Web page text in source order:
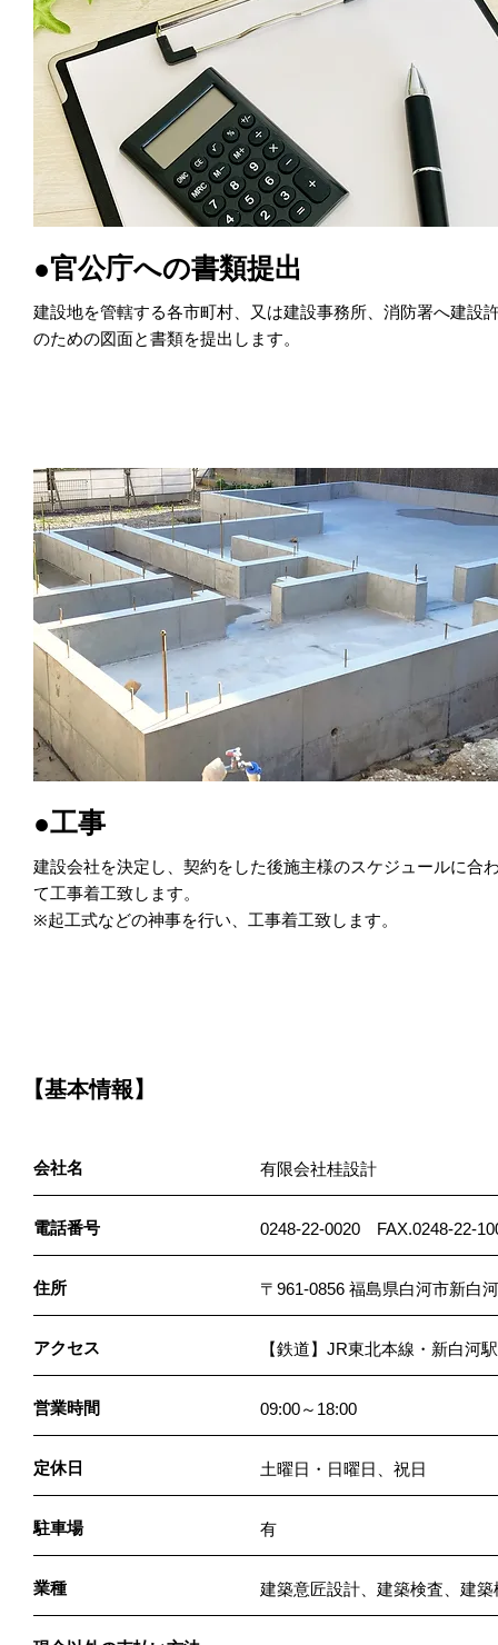
●官公庁への書類提出
建設地を管轄する各市町村、又は建設事務所、消防署へ建設
のための図面と書類を提出します。
●工事
建設会社を決定し、契約をした後施主様のスケジュールに合
て工事着工致します。
※起工式などの神事を行い、工事着工致します。
【基本情報】
会社名 有限会社桂設計
電話番号 0248-22-0020 FAX.0248-22-
住所 〒961-0856 福島県白河市新白
アクセス 【鉄道】JR東北本線・新白河
営業時間 09:00～18:00
定休日 土曜日・日曜日、祝日
駐車場 有
業種 建築意匠設計、建築検査、建